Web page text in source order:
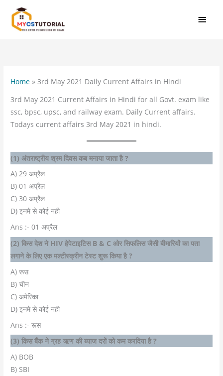
content
Home »3rd May 2021 Daily Current Affairs in Hindi
3rd May 2021 Current Affairs in Hindi for all Govt. exam like
ssc, bpsc, upsc, and railway exam. Daily Current affairs.
Todays current affairs 3rd May 2021 in hindi.
(1) अंतराष्ट्रीय श्रम दिवस कब मनाया जाता है ?
A) 29 अप्रैल
B) 01 अप्रैल
C) 30 अप्रैल
D) इनमे से कोई नही
Ans :- 01 अप्रैल
(2) किस देश ने HIV हेपेटाइटिस B & C ओर सिफलिस जैसी बीमारियों का पता
लगाने के लिए एक मल्टीस्क्रीन टेस्ट शुरू किया है ?
A) रूस
B) चीन
C) अमेरिका
D) इनमे से कोई नही
Ans :- रूस
(3) किस बैंक ने ग्रह ऋण की ब्याज दरों को कम करदिया है ?
A) BOB
B) SBI